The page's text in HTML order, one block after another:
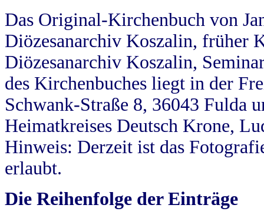
Das Original-Kirchenbuch von
Diözesanarchiv Koszalin, früher
Diözesanarchiv Koszalin,
des Kirchenbuches liegt in der
Schwank-Straße 8, 36043 Fulda
Heimatkreises Deutsch Krone,
Hinweis: Derzeit ist das
erlaubt.
Die Reihenfolge der Einträge